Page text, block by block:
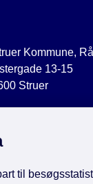
Kommune,
13-15
Struer
til